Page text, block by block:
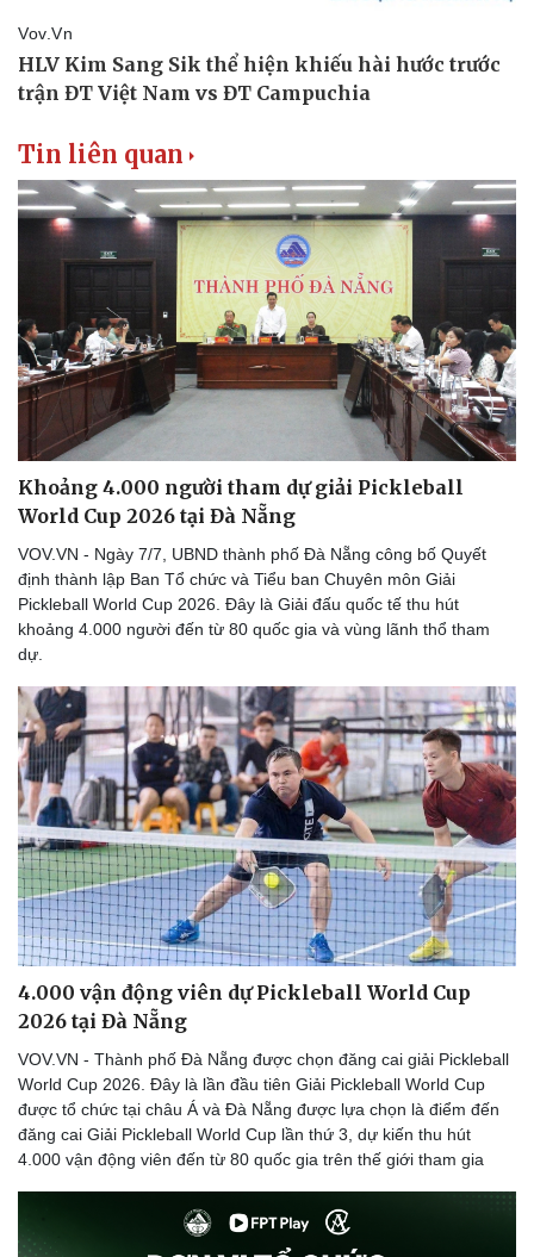
Du lịch
Tư vấn
Săn Tour
check-in
Câu chuyện thời sự
Đọc truyện đêm khuya
Cửa sổ tình yêu
Tin liên quan
Khoảng 4.000 người tham dự giải Pickleball
World Cup 2026 tại Đà Nẵng
VOV.VN - Ngày 7/7, UBND thành phố Đà Nẵng công bố Quyết
định thành lập Ban Tổ chức và Tiểu ban Chuyên môn Giải
Pickleball World Cup 2026. Đây là Giải đấu quốc tế thu hút
khoảng 4.000 người đến từ 80 quốc gia và vùng lãnh thổ tham
dự.
4.000 vận động viên dự Pickleball World Cup
2026 tại Đà Nẵng
VOV.VN - Thành phố Đà Nẵng được chọn đăng cai giải Pickleball
World Cup 2026. Đây là lần đầu tiên Giải Pickleball World Cup
được tổ chức tại châu Á và Đà Nẵng được lựa chọn là điểm đến
đăng cai Giải Pickleball World Cup lần thứ 3, dự kiến thu hút
4.000 vận động viên đến từ 80 quốc gia trên thế giới tham gia